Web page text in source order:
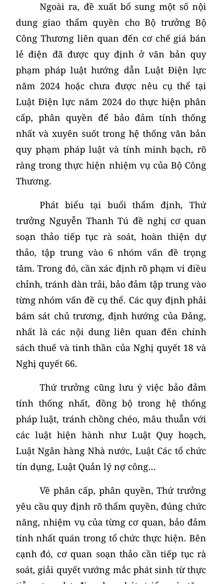
Ngoài ra, đề xuất bổ sung một số nội
dung giao thẩm quyền cho Bộ trưởng Bộ
Công Thương liên quan đến cơ chế giá bán
lẻ điện đã được quy định ở văn bản quy
phạm pháp luật hướng dẫn Luật Điện lực
năm 2024 hoặc chưa được nêu cụ thể tại
Luật Điện lực năm 2024 do thực hiện phân
cấp, phân quyền để bảo đảm tính thống
nhất và xuyên suốt trong hệ thống văn bản
quy phạm pháp luật và tính minh bạch, rõ
ràng trong thực hiện nhiệm vụ của Bộ Công
Thương.
Phát biểu tại buổi thẩm định, Thứ
trưởng Nguyễn Thanh Tú đề nghị cơ quan
soạn thảo tiếp tục rà soát, hoàn thiện dự
thảo, tập trung vào 6 nhóm vấn đề trọng
tâm. Trong đó, cần xác định rõ phạm vi điều
chỉnh, tránh dàn trải, bảo đảm tập trung vào
từng nhóm vấn đề cụ thể. Các quy định phải
bám sát chủ trương, định hướng của Đảng,
nhất là các nội dung liên quan đến chính
sách thuế và tinh thần của Nghị quyết 18 và
Nghị quyết 66.
Thứ trưởng cũng lưu ý việc bảo đảm
tính thống nhất, đồng bộ trong hệ thống
pháp luật, tránh chồng chéo, mâu thuẫn với
các luật hiện hành như Luật Quy hoạch,
Luật Ngân hàng Nhà nước, Luật Các tổ chức
tín dụng, Luật Quản lý nợ công…
Về phân cấp, phân quyền, Thứ trưởng
yêu cầu quy định rõ thẩm quyền, đúng chức
năng, nhiệm vụ của từng cơ quan, bảo đảm
tính nhất quán trong tổ chức thực hiện. Bên
cạnh đó, cơ quan soạn thảo cần tiếp tục rà
soát, giải quyết vướng mắc phát sinh từ thực